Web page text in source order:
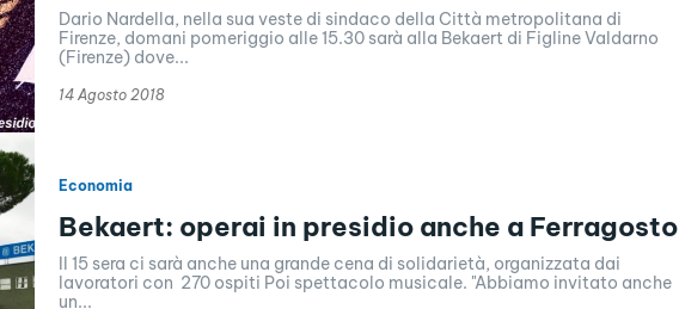
Dario Nardella, nella sua veste di sindaco della Città metropolitana di
Firenze, domani pomeriggio alle 15.30 sarà alla Bekaert di Figline Valdarno
(Firenze) dove...
14 Agosto 2018
Economia
Bekaert: operai in presidio anche a Ferragosto
Il 15 sera ci sarà anche una grande cena di solidarietà, organizzata dai
lavoratori con 270 ospiti Poi spettacolo musicale. "Abbiamo invitato anche
un...